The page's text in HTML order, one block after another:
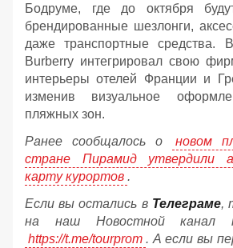
Бодруме, где до октября
брендированные шезлонги,
даже транспортные средства.
Burberry интегрировал свою
интерьеры отелей Франции и
изменив визуальное
пляжных зон.
Ранее сообщалось о
новом
стране Пирамид утвердили
карту курортов .
Если вы остались в Телеграме,
на наш Новостной канал
https://t.me/tourprom . А если вы